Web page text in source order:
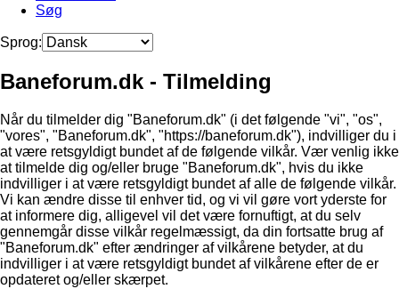
Søg
Sprog:
Baneforum.dk - Tilmelding
Når du tilmelder dig "Baneforum.dk" (i det følgende "vi", "os",
"vores", "Baneforum.dk", "https://baneforum.dk"), indvilliger du i
at være retsgyldigt bundet af de følgende vilkår. Vær venlig ikke
at tilmelde dig og/eller bruge "Baneforum.dk", hvis du ikke
indvilliger i at være retsgyldigt bundet af alle de følgende vilkår.
Vi kan ændre disse til enhver tid, og vi vil gøre vort yderste for
at informere dig, alligevel vil det være fornuftigt, at du selv
gennemgår disse vilkår regelmæssigt, da din fortsatte brug af
"Baneforum.dk" efter ændringer af vilkårene betyder, at du
indvilliger i at være retsgyldigt bundet af vilkårene efter de er
opdateret og/eller skærpet.